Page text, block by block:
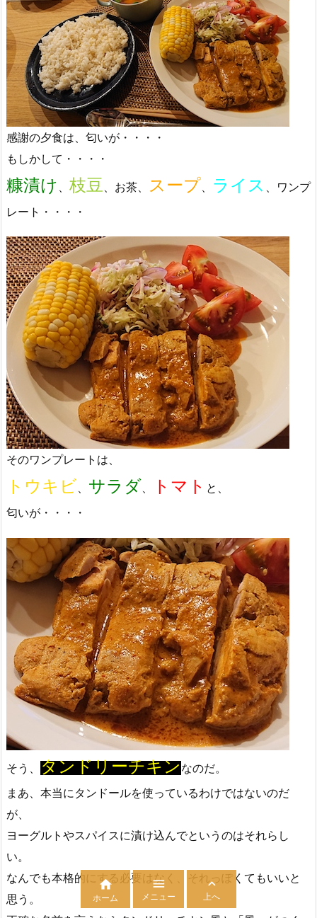
感謝の夕食は、匂いが・・・・
もしかして・・・・
糠漬け 枝豆 、お茶、 スープ ライス
、ワンプ
レート・・・・
そのワンプレートは、
トウキビ、 サラダ、 トマト と、
匂いが・・・・
そう、 タンドリーチキンなのだ。
まあ、本当にタンドールを使っているわけではないのだ
が、
ヨーグルトやスパイスに漬け込んでというのはそれらし
い。
なんでも本格的にする必要はなく、それっぽくてもいいと
思う。

ホーム

メニュー

上へ